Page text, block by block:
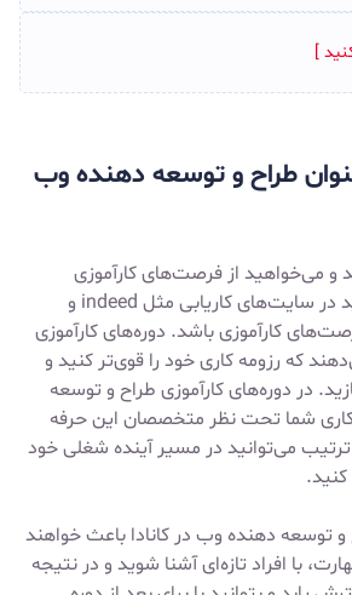
طراح و توسعه دهنده وب
و می‌خواهید از فرصت‌های کارآموزی
در سایت‌های کاریابی مثل indeed و
کارآموزی باشد. دوره‌های کارآموزی
که رزومه کاری خود را قوی‌تر کنید و
در دوره‌های کارآموزی طراح و توسعه
شما تحت نظر متخصصان این حرفه
می‌توانید در مسیر آینده شغلی خود
و توسعه دهنده وب در کانادا باعث خواهند
با افراد تازه‌ای آشنا شوید و در نتیجه